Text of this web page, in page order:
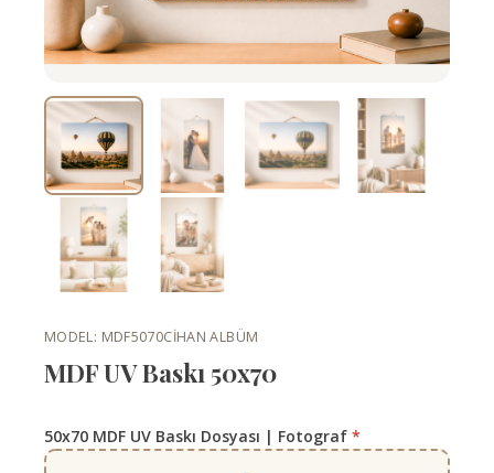
MODEL: MDF5070CIHAN ALBÜM
MDF UV Baskı 50x70
50x70 MDF UV Baskı Dosyası | Fotograf *